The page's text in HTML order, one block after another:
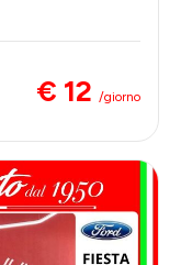
€ 12 /giorno